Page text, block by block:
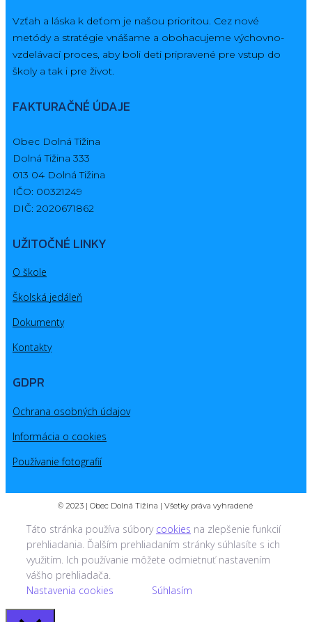
Vzťah a láska k deťom je našou prioritou. Cez nové
metódy a stratégie vnášame a obohacujeme výchovno-
vzdelávací proces, aby boli deti pripravené pre vstup do
školy a tak i pre život.
FAKTURAČNÉ ÚDAJE
Obec Dolná Tižina
Dolná Tižina 333
013 04 Dolná Tižina
IČO: 00321249
DIČ: 2020671862
UŽITOČNÉ LINKY
O škole
Školská jedáleň
Dokumenty
Kontakty
GDPR
Ochrana osobných údajov
Informácia o cookies
Používanie fotografií
© 2023 | Obec Dolná Tižina | Všetky práva vyhradené
Táto stránka používa súbory cookies na zlepšenie funkcií
prehliadania. Ďalším prehliadaním stránky súhlasíte s ich
využitím. Ich používanie môžete odmietnuť nastavením
vášho prehliadača.
Nastavenia cookies
Súhlasím